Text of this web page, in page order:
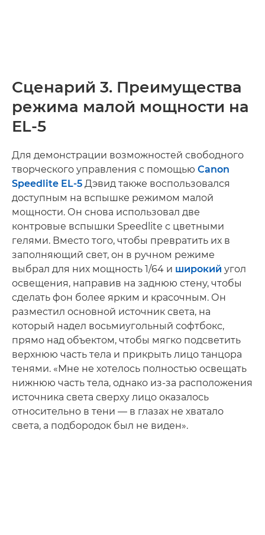
Сценарий 3. Преимущества
режима малой мощности на
EL-5
Для демонстрации возможностей свободного
творческого управления с помощью Canon
Speedlite EL-5 Дэвид также воспользовался
доступным на вспышке режимом малой
мощности. Он снова использовал две
контровые вспышки Speedlite с цветными
гелями. Вместо того, чтобы превратить их в
заполняющий свет, он в ручном режиме
выбрал для них мощность 1/64 и широкий угол
освещения, направив на заднюю стену, чтобы
сделать фон более ярким и красочным. Он
разместил основной источник света, на
который надел восьмиугольный софтбокс,
прямо над объектом, чтобы мягко подсветить
верхнюю часть тела и прикрыть лицо танцора
тенями. «Мне не хотелось полностью освещать
нижнюю часть тела, однако из-за расположения
источника света сверху лицо оказалось
относительно в тени — в глазах не хватало
света, а подбородок был не виден».